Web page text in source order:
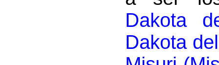
Dakota
Dakota